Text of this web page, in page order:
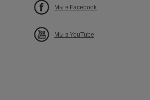
Мы в Facebook
Мы в YouTube